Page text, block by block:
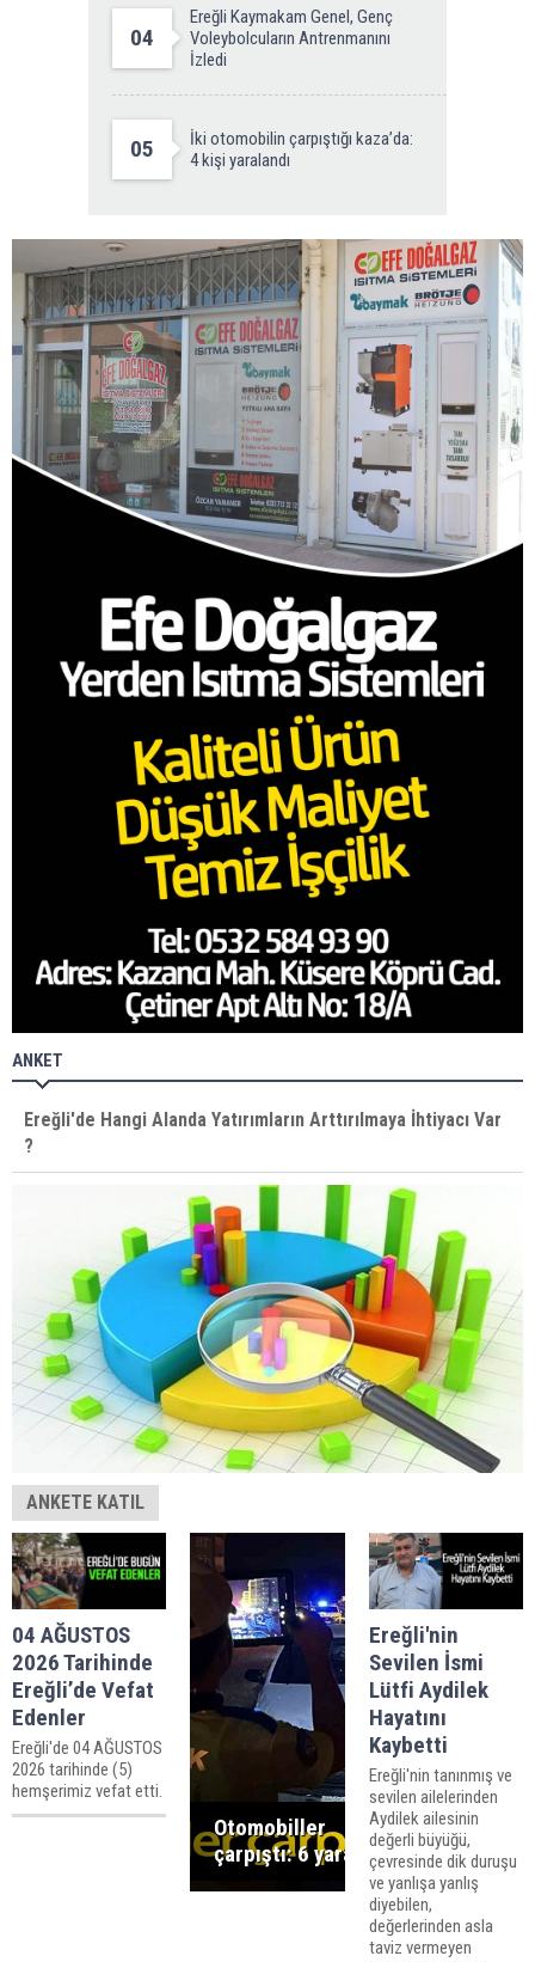
04
Ereğli Kaymakam Genel, Genç
Voleybolcuların Antrenmanını
İzledi
05
İki otomobilin çarpıştığı kaza’da:
4 kişi yaralandı
ANKET
Ereğli'de Hangi Alanda Yatırımların Arttırılmaya İhtiyacı Var
?
ANKETE KATIL
04 AĞUSTOS
2026 Tarihinde
Ereğli’de Vefat
Edenler
Ereğli'de 04 AĞUSTOS
2026 tarihinde (5)
hemşerimiz vefat etti.
Otomobiller
çarpıştı: 6 yaralı
Ereğli'nin
Sevilen İsmi
Lütfi Aydilek
Hayatını
Kaybetti
Ereğli'nin tanınmış ve
sevilen ailelerinden
Aydilek ailesinin
değerli büyüğü,
çevresinde dik duruşu
ve yanlışa yanlış
diyebilen,
değerlerinden asla
taviz vermeyen